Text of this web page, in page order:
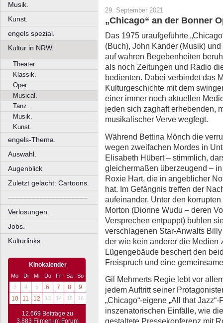
Musik.
Kunst.
engels spezial.
Kultur in NRW.
Theater.
Klassik.
Oper.
Musical.
Tanz.
Musik.
Kunst.
engels-Thema.
Auswahl.
Augenblick
Zuletzt gelacht: Cartoons.
––––––––––––––––––––
Verlosungen.
Jobs.
Kulturlinks.
Kinokalender
Mo Di Mi Do Fr Sa
So
3
4 5 6 7 8
9
10
11 12 13 14 15 16
12.669 Beiträge zu
3.883 Filmen im Forum
29. September 2021
„Chicago“ an der Bonner
Das 1975 uraufgeführte
(Buch), John Kander (Musik)
auf wahren Begebenheiten
als noch Zeitungen und Radio
bedienten. Dabei verbindet das
Kulturgeschichte mit dem
einer immer noch aktuellen
jeden sich zaghaft erhebenden,
musikalischer Verve wegfegt.
Während Bettina Mönch die
wegen zweifachen Mordes in
Elisabeth Hübert – stimmlich,
gleichermaßen überzeugend –
Roxie Hart, die in angeblicher
hat. Im Gefängnis treffen der
aufeinander. Unter den
Morton (Dionne Wudu – deren
Versprechen entpuppt) buhlen
verschlagenen Star-Anwalts Billy
der wie kein anderer die Medien
Lügengebäude beschert den
Freispruch und eine
Gil Mehmerts Regie lebt vor
jedem Auftritt seiner
„Chicago“-eigene „All that
inszenatorischen Einfälle, wie
gestaltete Pressekonferenz mit